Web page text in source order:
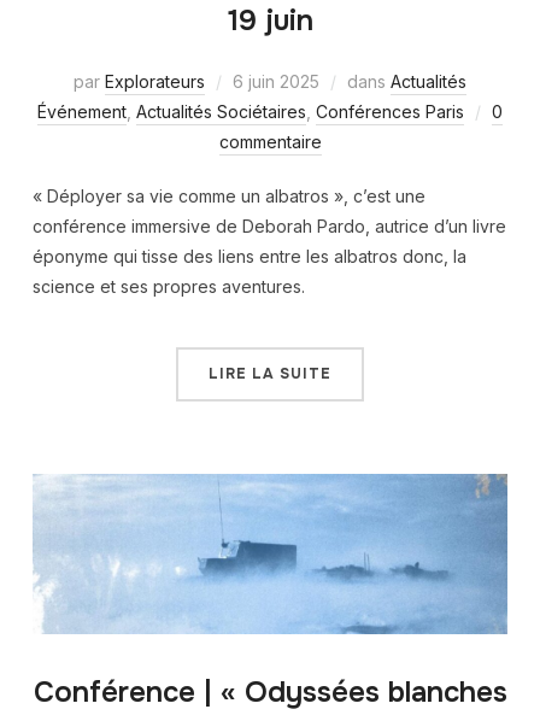
19 juin
par Explorateurs 6 juin 2025 dans Actualités
Événement Actualités Sociétaires Conférences Paris
0
commentaire
« Déployer sa vie comme un albatros », c’est une
conférence immersive de Deborah Pardo, autrice d’un livre
éponyme qui tisse des liens entre les albatros donc, la
science et ses propres aventures.
LIRE LA SUITE
Conférence | « Odyssées blanches